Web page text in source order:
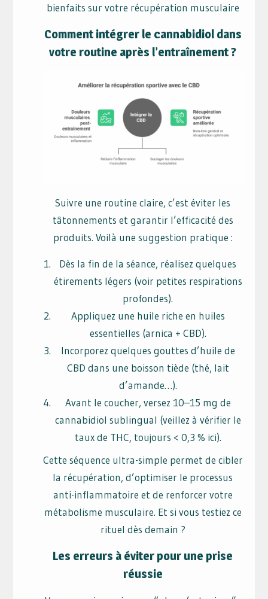
bienfaits sur votre récupération musculaire
Comment intégrer le cannabidiol dans
votre routine après l’entraînement ?
Suivre une routine claire, c’est éviter les
tâtonnements et garantir l’efficacité des
produits. Voilà une suggestion pratique :
Dès la fin de la séance, réalisez quelques
étirements légers (voir petites respirations
profondes).
Appliquez une huile riche en huiles
essentielles (arnica + CBD).
Incorporez quelques gouttes d’huile de
CBD dans une boisson tiède (thé, lait
d’amande…).
Avant le coucher, versez 10–15 mg de
cannabidiol sublingual (veillez à vérifier le
taux de THC, toujours < 0,3 % ici).
Cette séquence ultra-simple permet de cibler
la récupération, d’optimiser le processus
anti-inflammatoire et de renforcer votre
métabolisme musculaire. Et si vous testiez ce
rituel dès demain ?
Les erreurs à éviter pour une prise
réussie